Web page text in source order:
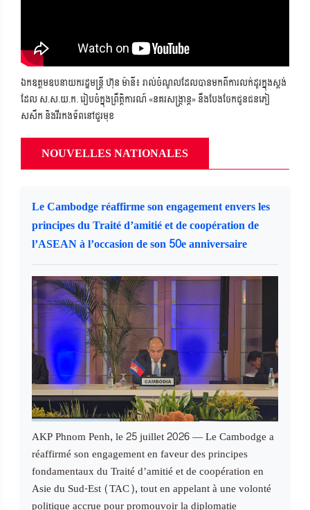
ឯកឧត្តមឧបនាយករដ្ឋមន្ត្រី ហ៊ុន ម៉ានី៖ រាល់ចំណូលដែលបានមកពីការលក់ដូរក្នុងស្តង់
ដែល ស.ស.យ.ក. រៀបចំក្នុងព្រឹត្តិការណ៍ «នគរសង្ក្រាន្ត» នឹងបែងចែកជូនជនភៀ
សសឹក និងវីរកងទ័ពនៅជួរមុខ
NOUVELLES NATIONALES
Le Cambodge réaffirme son engagement envers les
principes du Traité d’amitié et de coopération de
l’ASEAN à l’occasion de son 50e anniversaire
AKP Phnom Penh, le 25 juillet 2026 — Le Cambodge a
réaffirmé son engagement en faveur des principes
fondamentaux du Traité d’amitié et de coopération en
Asie du Sud-Est (TAC), tout en appelant à une volonté
politique accrue pour promouvoir la diplomatie